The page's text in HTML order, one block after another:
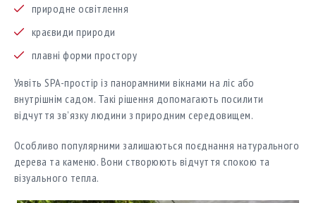
природне освітлення
краєвиди природи
плавні форми простору
Уявіть SPA-простір із панорамними вікнами на ліс або
внутрішнім садом. Такі рішення допомагають посилити
відчуття зв’язку людини з природним середовищем.
Особливо популярними залишаються поєднання натурального
дерева та каменю. Вони створюють відчуття спокою та
візуального тепла.